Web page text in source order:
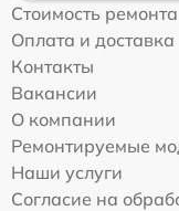
Стоимость ремонта
Оплата и доставка
Контакты
Вакансии
О компании
Ремонтируемые
Наши услуги
Согласие на